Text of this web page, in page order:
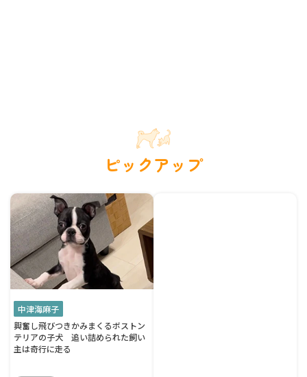
ピックアップ
中津海麻子
興奮し飛びつきかみまくるボストン
テリアの子犬 追い詰められた飼い
主は奇行に走る